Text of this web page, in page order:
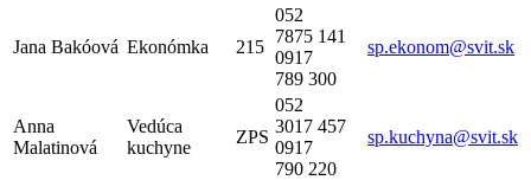
Jana Bakóová Ekonómka 215
052
7875 141
0917
789 300
sp.ekonom@svit.sk
Anna
Malatinová
Vedúca
kuchyne
ZPS
052
3017 457
0917
790 220
sp.kuchyna@svit.sk